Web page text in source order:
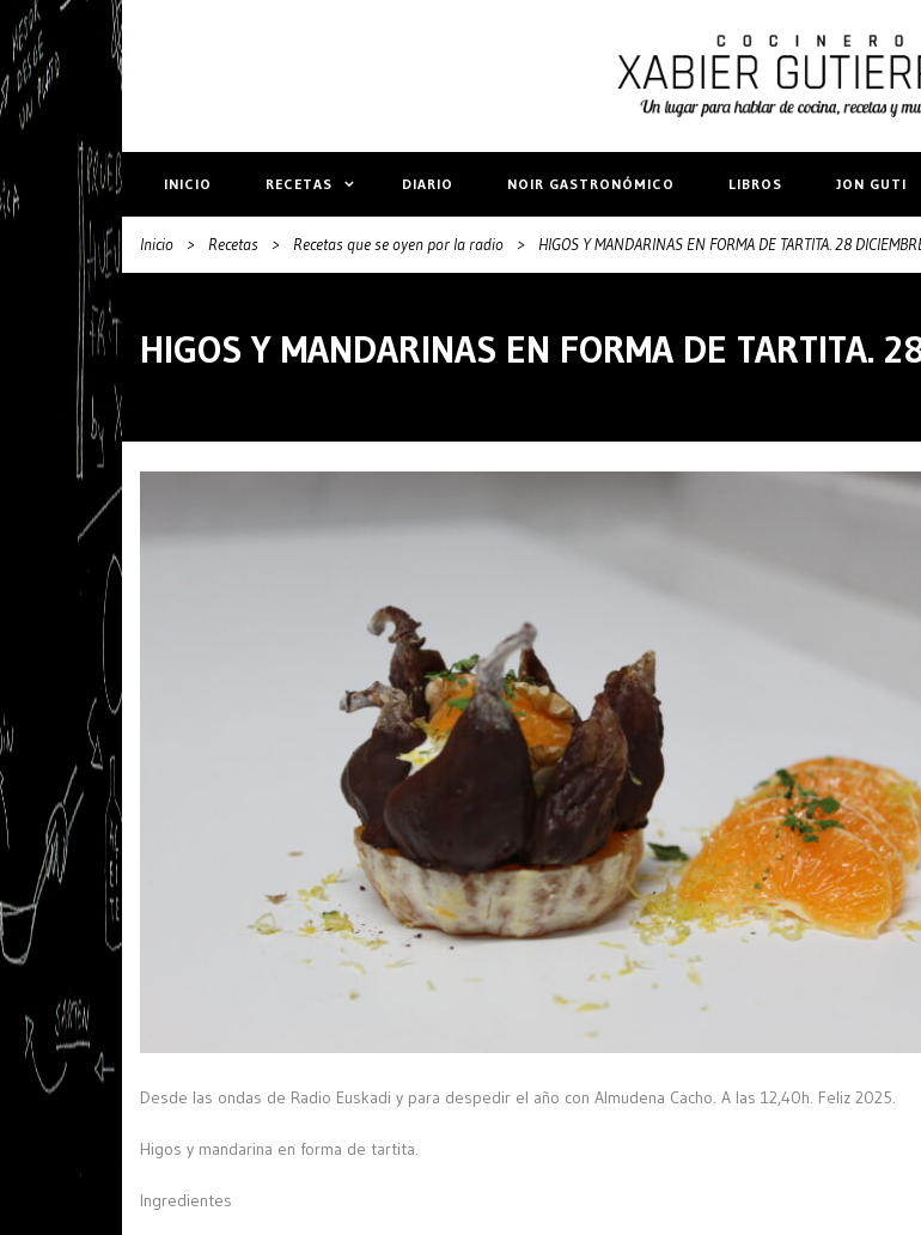
INICIO RECETAS DIARIO NOIR GASTRONÓMICO LIBROS JON GUTI
Inicio > Recetas > Recetas que se oyen por la radio > HIGOS Y MANDARINAS EN FORMA DE TARTITA. 28
HIGOS Y MANDARINAS EN FORMA DE TARTITA.
Desde las ondas de Radio Euskadi y para despedir el año con Almudena Cacho. A las 12,40h. Feliz 2025.
Higos y mandarina en forma de tartita.
Ingredientes